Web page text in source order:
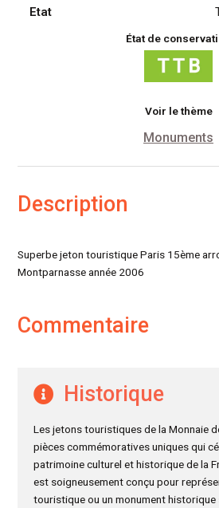
Etat
État de
Voir le thème
Monuments
Description
Superbe jeton touristique Paris 15ème
Montparnasse année 2006
Commentaire
Historique
Les jetons touristiques de la Monnaie
pièces commémoratives uniques qui
patrimoine culturel et historique de la
est soigneusement conçu pour
touristique ou un monument